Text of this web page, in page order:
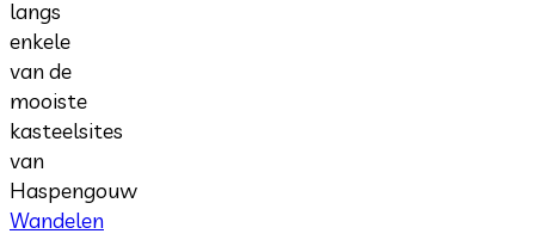
langs
enkele
van de
mooiste
kasteelsites
van
Haspengouw
Wandelen